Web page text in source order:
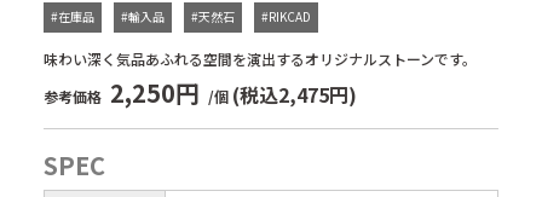
味わい深く気品あふれる空間を演出するオリジナルストーンです。
#在庫品 #輸入品 #天然石 #RIKCAD
参考価格 2,250円 /個 (税込2,475円)
SPEC